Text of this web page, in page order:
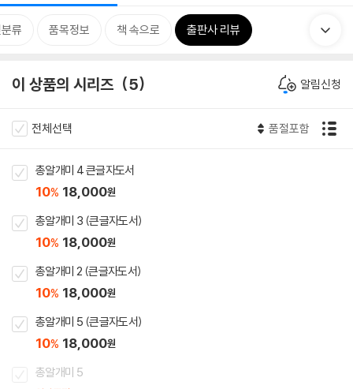
류 품목정보 책 속으로 출판사 리뷰
이 상품의 시리즈 5 알림신청
전체선택 품절포함
총알개미 4 큰글자도서
10% 18,000원
총알개미 3 (큰글자도서)
10% 18,000원
총알개미 2 (큰글자도서)
10% 18,000원
총알개미 5 (큰글자도서)
10% 18,000원
총알개미 5